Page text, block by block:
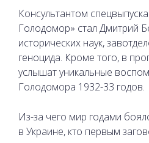
Консультантом
Голодомор» стал Дмитрий
исторических наук,
геноцида. Кроме того, в
услышат уникальные
Голодомора 1932-33 годов.
Из-за чего мир годами
в Украине, кто первым